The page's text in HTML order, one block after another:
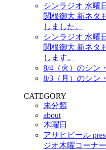
シンラジオ 水曜
関根御大 新ネタ
しました。
シンラジオ 水曜
関根御大 新ネタ
します。
8/4（火）のシン
8/3（月）のシン
CATEGORY
未分類
about
木曜日
アサヒビール
ジオ木曜コーナー